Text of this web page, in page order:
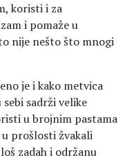
koristi i za
i pomaže u
nije nešto što mnogi
je i kako metvica
sadrži velike
u brojnim pastama
prošlosti žvakali
zadah i održanu